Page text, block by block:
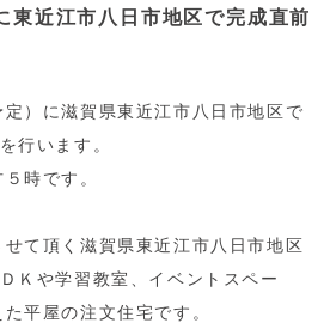
東近江市八日市地区で完成直前
）に滋賀県東近江市八日市地区で
行います。
時です。
て頂く滋賀県東近江市八日市地区
Ｋや学習教室、イベントスペー
平屋の注文住宅です。